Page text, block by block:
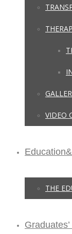
VIDEO
THE